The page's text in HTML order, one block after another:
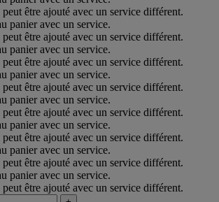
être ajouté avec un service différent.
panier avec un service.
être ajouté avec un service différent.
panier avec un service.
être ajouté avec un service différent.
panier avec un service.
être ajouté avec un service différent.
panier avec un service.
être ajouté avec un service différent.
panier avec un service.
être ajouté avec un service différent.
panier avec un service.
être ajouté avec un service différent.
panier avec un service.
être ajouté avec un service différent.